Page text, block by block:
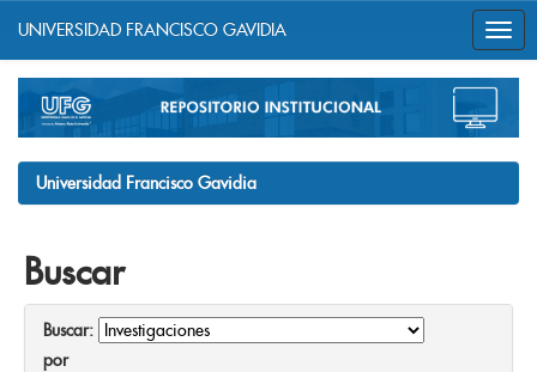
navigation
UNIVERSIDAD FRANCISCO GAVIDIA
Universidad Francisco Gavidia
Buscar
Buscar:
por